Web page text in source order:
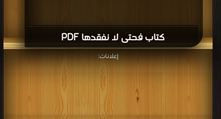
كتاب فحتى لا نفقدها PDF
إعلانات: